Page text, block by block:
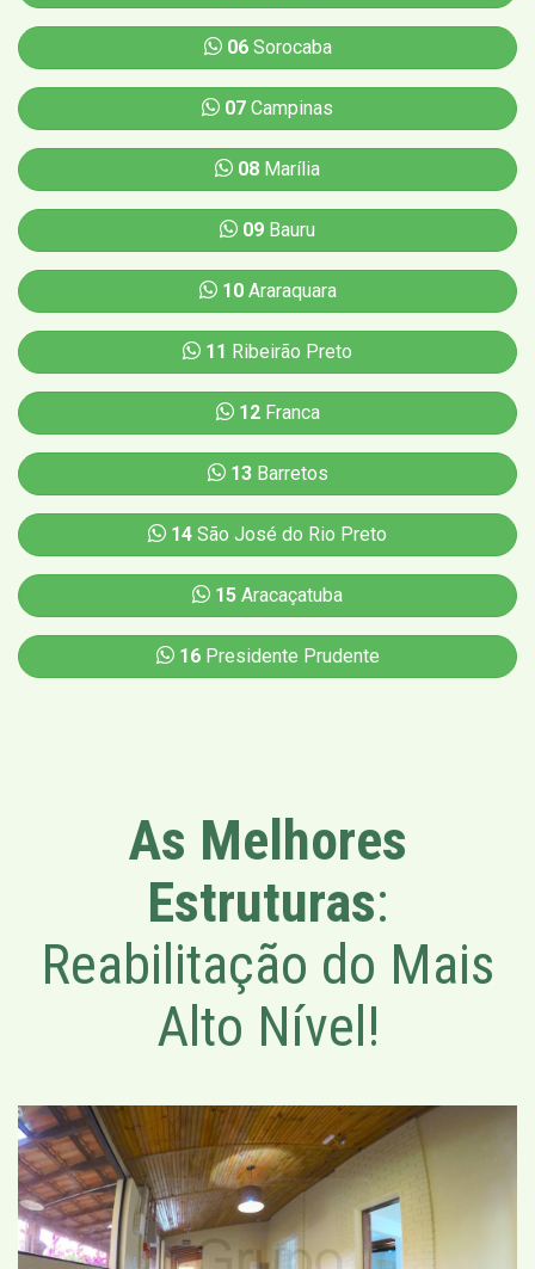
06Sorocaba
07 Campinas
08 Marília
09 Bauru
10Araraquara
11 Ribeirão Preto
12Franca
13Barretos
14 São José do Rio Preto
15 Aracaçatuba
16Presidente Prudente
As Melhores
Estruturas:
Reabilitação do Mais
Alto Nível!